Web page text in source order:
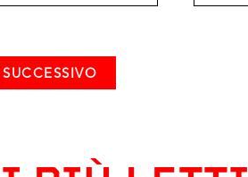
SUCCESSIVO